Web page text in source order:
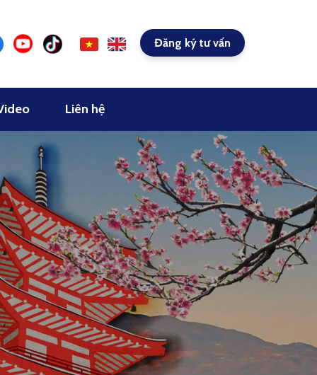
Đăng ký tư vấn
Liên hệ